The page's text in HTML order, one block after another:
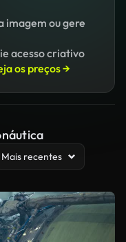
imagem ou gere
acesso criativo
os preços →
Mais recentes